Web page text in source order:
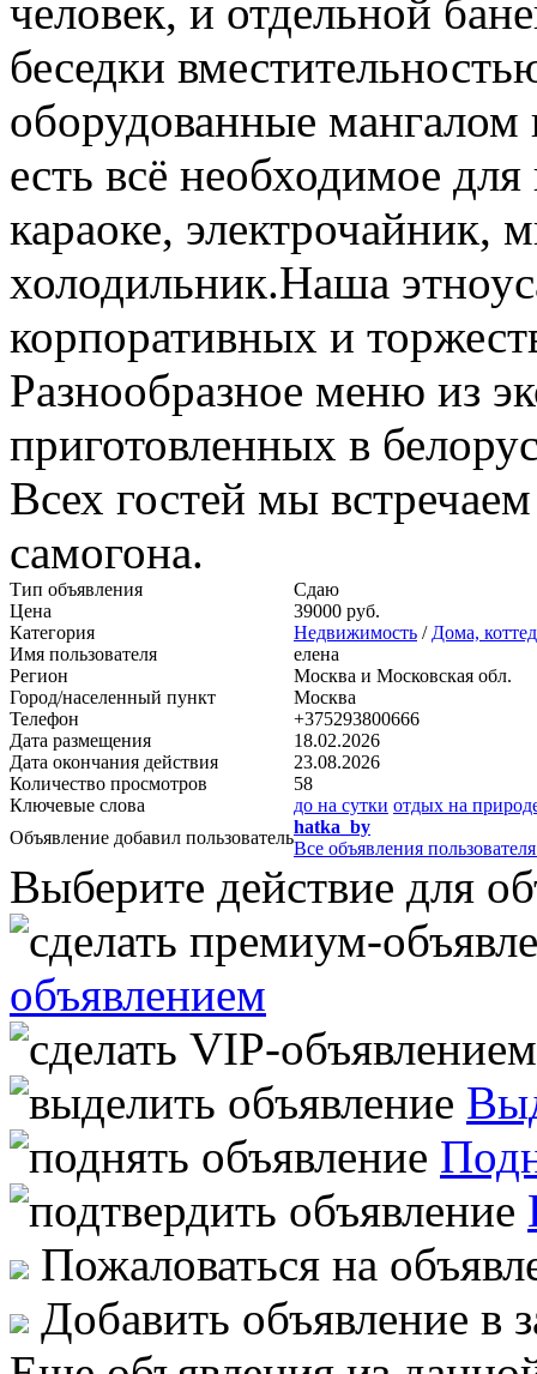
человек, и отдельной
беседки
оборудованные мангалом
есть всё необходимое
караоке, электрочайник,
холодильник.Наша
корпоративных и
Разнообразное меню из
приготовленных в
Всех гостей мы
самогона.
Тип объявления
Сдаю
Цена
39000 руб.
Категория
Недвижимость / Дома,
Имя пользователя
елена
Регион
Москва и Московская обл.
Город/населенный пункт
Москва
Телефон
+375293800666
Дата размещения
18.02.2026
Дата окончания действия
23.08.2026
Количество просмотров
58
Ключевые слова
до на сутки отдых на
Объявление добавил пользователь
hatka_by
Все объявления
Выберите действие для
объявлением
Пожаловаться на
Добавить объявление в